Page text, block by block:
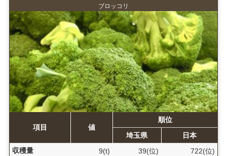
ブロッコリ
項目 値
順位
埼玉県
日本
収穫量
9(t) 39(位)
722(位)